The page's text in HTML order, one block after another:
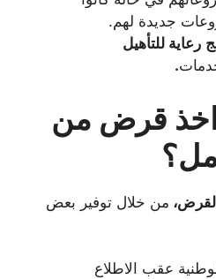
جديدة لهم.
رعاية للتأهيل
.
قرض من
من خلال توفير بعض
عقب الاطلاع